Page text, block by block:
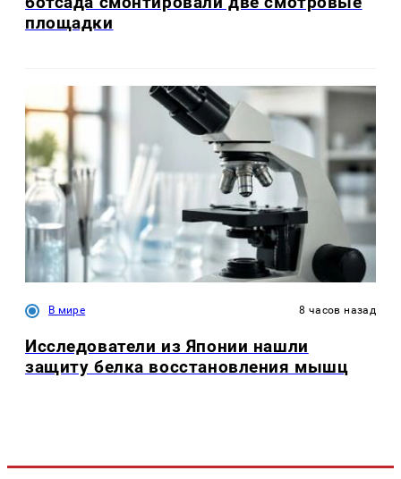
площадки
В мире 8 часов назад
Исследователи из Японии нашли
защиту белка восстановления мышц